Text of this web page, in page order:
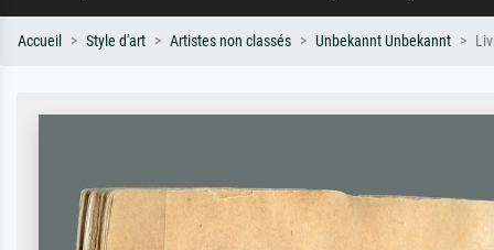
Accueil Style d'art Artistes non classés Unbekannt Unbekannt